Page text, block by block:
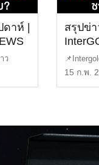
าห์ |
ว
สรุปข่า
ราคาท
ทองคำ ป
15 ก.พ.